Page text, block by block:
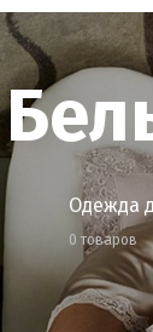
Одежда
0 товаров